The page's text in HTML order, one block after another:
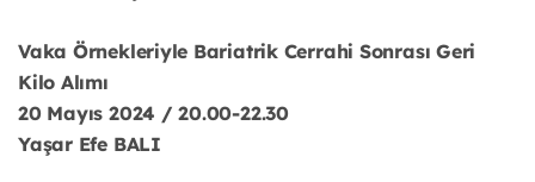
Vaka Örnekleriyle Bariatrik Cerrahi Sonrası Geri
Kilo Alımı
20 Mayıs 2024 / 20.00-22.30
Yaşar Efe BALI